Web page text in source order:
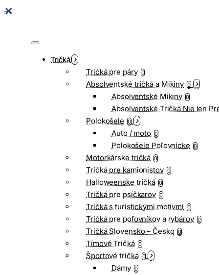
Tričká
Tričká pre páry 0
Absolventské tričká a Mikiny 0
Absolventské Mikiny 0
Absolventské Tričká Nie len
Polokošele 0
Auto / moto 0
Polokošele Poľovnícke 0
Motorkárske tričká 0
Tričká pre kamionistov 0
Halloweenske tričká 0
Tričká pre psíčkarov 0
Tričká s turistickými motívmi 0
Tričká pre poľovníkov a rybárov 0
Tričká Slovensko – Česko 0
Tímové Tričká 0
Športové tričká 0
Dámy 0